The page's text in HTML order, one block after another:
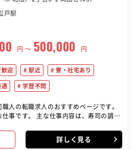
戸駅
円 〜 500,000 円
歓迎 駅近 寮・社宅あり
遇 学歴不問
人の転職求人のおすすめページです。
事です。 主な仕事内容は、寿司の調理
司を提供することが求められます。 ま
ども行います。 経験者はもちろん、異ジ
詳しく見る